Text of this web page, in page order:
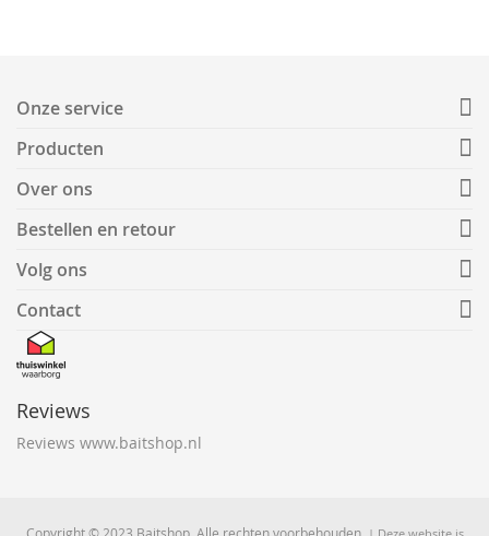
Onze service
Producten
Over ons
Bestellen en retour
Volg ons
Contact
Reviews
Reviews www.baitshop.nl